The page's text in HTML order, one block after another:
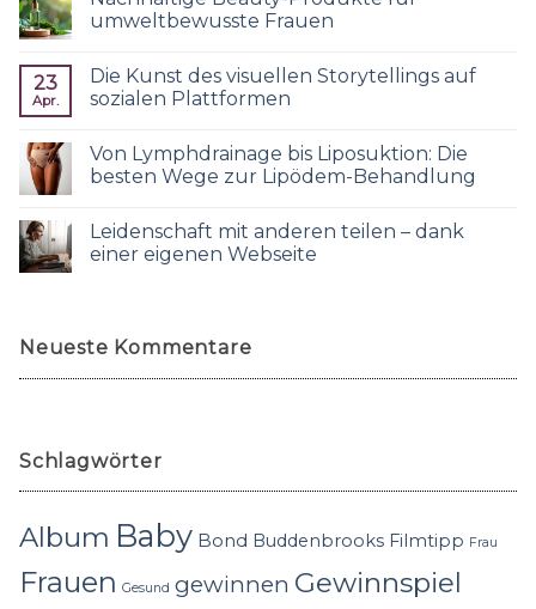
umweltbewusste Frauen
23
Apr.
Die Kunst des visuellen Storytellings auf
sozialen Plattformen
Von Lymphdrainage bis Liposuktion: Die
besten Wege zur Lipödem-Behandlung
Leidenschaft mit anderen teilen – dank
einer eigenen Webseite
Neueste Kommentare
Schlagwörter
Album Baby Bond Buddenbrooks Filmtipp Frau
Frauen Gesund gewinnen Gewinnspiel